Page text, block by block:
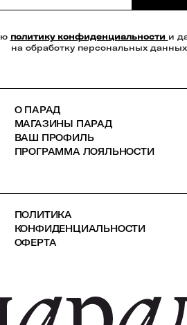
политику конфиденциальности и
на обработку персональных данных
О ПАРАД
МАГАЗИНЫ ПАРАД
ВАШ ПРОФИЛЬ
ПРОГРАММА ЛОЯЛЬНОСТИ
ПОЛИТИКА
КОНФИДЕНЦИАЛЬНОСТИ
ОФЕРТА